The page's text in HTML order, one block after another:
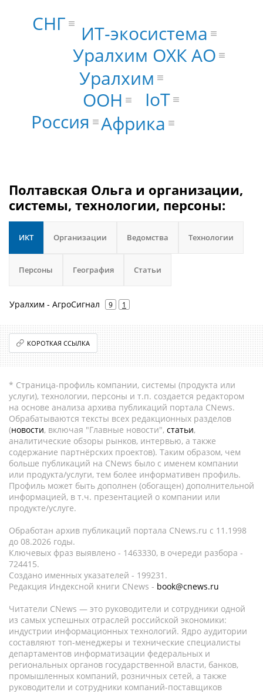
Уралхим
Уралхим ОХК АО
ООН
IoT
ИТ-экосистема
Россия Африка
СНГ
Полтавская Ольга и организации,
системы, технологии, персоны:
ИКТ Организации Ведомства Технологии
Персоны География Статьи
Уралхим - АгроСигнал 9 1
КОРОТКАЯ ССЫЛКА
* Страница-профиль компании, системы (продукта или
услуги), технологии, персоны и т.п. создается редактором
на основе анализа архива публикаций портала CNews.
Обрабатываются тексты всех редакционных разделов
(новости, включая "Главные новости", статьи,
аналитические обзоры рынков, интервью, а также
содержание партнёрских проектов). Таким образом, чем
больше публикаций на CNews было с именем компании
или продукта/услуги, тем более информативен профиль.
Профиль может быть дополнен (обогащен) дополнительной
информацией, в т.ч. презентацией о компании или
продукте/услуге.
Обработан архив публикаций портала CNews.ru c 11.1998
до 08.2026 годы.
Ключевых фраз выявлено - 1463330, в очереди разбора -
724415.
Создано именных указателей - 199231.
Редакция Индексной книги CNews - book@cnews.ru
Читатели CNews — это руководители и сотрудники одной
из самых успешных отраслей российской экономики:
индустрии информационных технологий. Ядро аудитории
составляют топ-менеджеры и технические специалисты
департаментов информатизации федеральных и
региональных органов государственной власти, банков,
промышленных компаний, розничных сетей, а также
руководители и сотрудники компаний-поставщиков